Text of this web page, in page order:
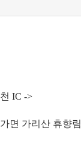
IC ->
면 가리산 휴향